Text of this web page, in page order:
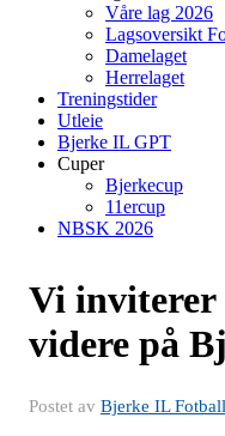
Våre lag 2026
Lagsoversikt
Damelaget
Herrelaget
Treningstider
Utleie
Bjerke IL GPT
Cuper
Bjerkecup
11ercup
NBSK 2026
Vi inviterer
videre på
Postet av Bjerke IL Fotball